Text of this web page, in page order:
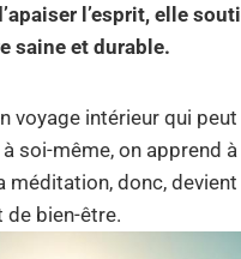
l’esprit, elle
saine et durable.
voyage intérieur qui
soi-même, on apprend
donc,
bien-être.